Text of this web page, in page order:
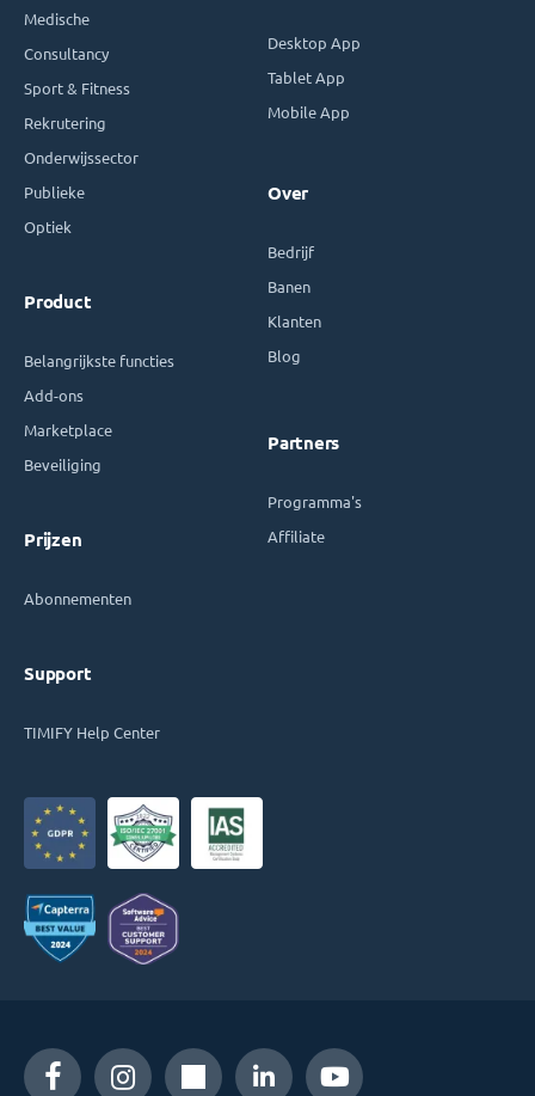
Medische
Consultancy
Sport & Fitness
Rekrutering
Onderwijssector
Publieke
Optiek
Product
Belangrijkste functies
Add-ons
Marketplace
Beveiliging
Prijzen
Abonnementen
Support
TIMIFY Help Center
Desktop App
Tablet App
Mobile App
Over
Bedrijf
Banen
Klanten
Blog
Partners
Programma's
Affiliate